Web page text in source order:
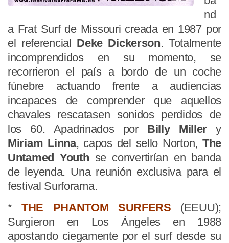
nd
a Frat Surf de Missouri creada en 1987 por
el referencial Deke Dickerson. Totalmente
incomprendidos en su momento, se
recorrieron el país a bordo de un coche
fúnebre actuando frente a audiencias
incapaces de comprender que aquellos
chavales rescatasen sonidos perdidos de
los 60. Apadrinados por Billy Miller y
Miriam Linna, capos del sello Norton, The
Untamed Youth se convertirían en banda
de leyenda. Una reunión exclusiva para el
festival Surforama.
*THE PHANTOM SURFERS (EEUU);
Surgieron en Los Ángeles en 1988
apostando ciegamente por el surf desde su